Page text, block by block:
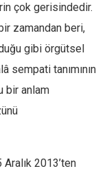
çok gerisindedir.
zamandan beri,
gibi örgütsel
tanımının
bir anlam
2013’ten